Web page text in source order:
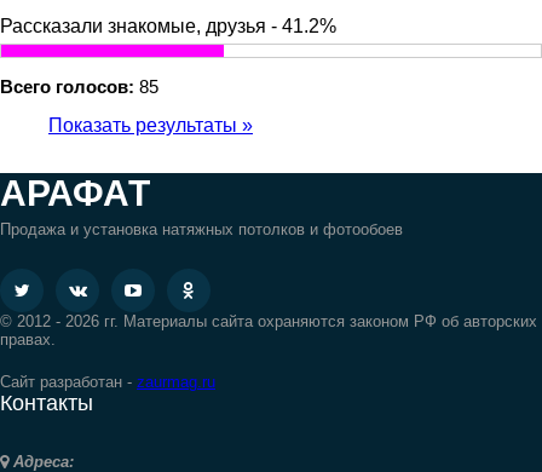
Рассказали знакомые, друзья - 41.2%
Всего голосов: 85
Показать результаты »
АРАФАТ
Продажа и установка натяжных потолков и фотообоев
© 2012 - 2026 гг. Материалы сайта охраняются законом РФ об авторских
правах.
Сайт разработан - zaurmag.ru
Контакты
Адреса: